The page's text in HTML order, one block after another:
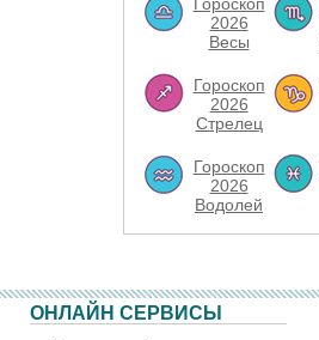
2026
Весы
Гороскоп
2026
Стрелец
Гороскоп
2026
Водолей
ОНЛАЙН СЕРВИСЫ